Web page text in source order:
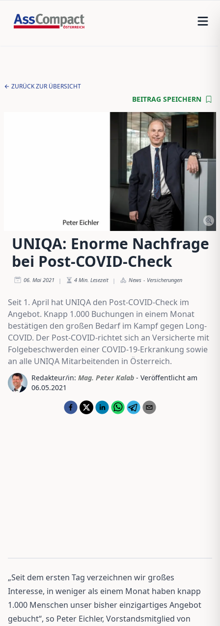
ZURÜCK ZUR ÜBERSICHT
BEITRAG SPEICHERN
UNIQA: Enorme Nachfrage
bei Post-COVID-Check
06. Mai 2021 | 4 Min. Lesezeit | News - Versicherungen
Seit 1. April hat UNIQA den Post-COVID-Check im
Angebot. Knapp 1.000 Buchungen in einem Monat
bestätigen den großen Bedarf im Kampf gegen Long-
COVID. Der Post-COVID-richtet sich an Versicherte mit
Folgebeschwerden einer COVID-19-Erkrankung sowie
an alle UNIQA Mitarbeitenden in Österreich.
Redakteur/in: Mag. Peter Kalab - Veröffentlicht am
06.05.2021
„Seit dem ersten Tag verzeichnen wir großes
Interesse, in weniger als einem Monat haben knapp
1.000 Menschen unser bisher einzigartiges Angebot
gebucht“, so Peter Eichler, Vorstandsmitglied von